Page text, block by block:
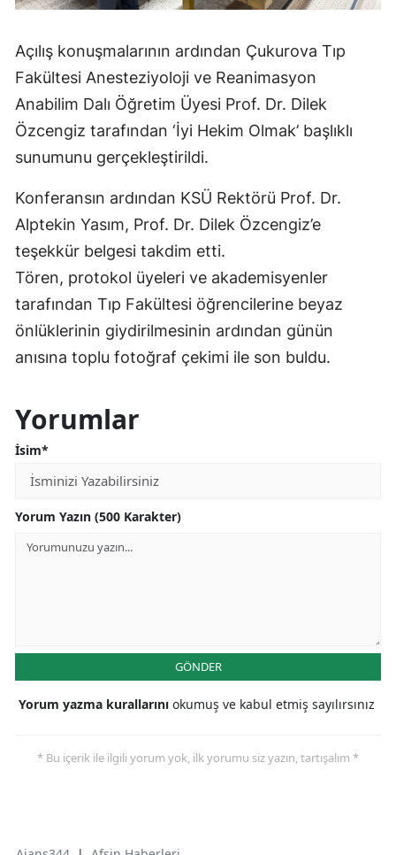
Açılış konuşmalarının ardından Çukurova Tıp
Fakültesi Anesteziyoloji ve Reanimasyon
Anabilim Dalı Öğretim Üyesi Prof. Dr. Dilek
Özcengiz tarafından ‘İyi Hekim Olmak’ başlıklı
sunumunu gerçekleştirildi.
Konferansın ardından KSÜ Rektörü Prof. Dr.
Alptekin Yasım, Prof. Dr. Dilek Özcengiz’e
teşekkür belgesi takdim etti.
Tören, protokol üyeleri ve akademisyenler
tarafından Tıp Fakültesi öğrencilerine beyaz
önlüklerinin giydirilmesinin ardından günün
anısına toplu fotoğraf çekimi ile son buldu.
Yorumlar
İsim*
Yorum Yazın (500 Karakter)
GÖNDER
Yorum yazma kurallarını okumuş ve kabul etmiş sayılırsınız
* Bu içerik ile ilgili yorum yok, ilk yorumu siz yazın, tartışalım *